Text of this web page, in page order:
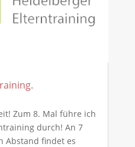
Zum 8. Mal führe ich
durch! An 7
Abstand findet es